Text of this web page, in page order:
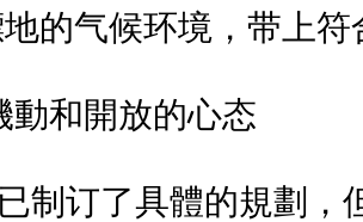
的气候环境，带上
動和開放的心态
制订了具體的規劃，